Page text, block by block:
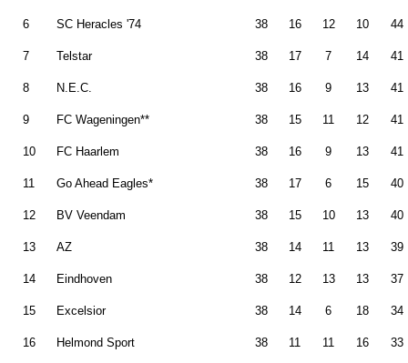
6
7
8
9
10
11
12
13
14
15
16
SC Heracles '74
Telstar
N.E.C.
FC Wageningen**
FC Haarlem
Go Ahead Eagles*
BV Veendam
AZ
Eindhoven
Excelsior
Helmond Sport
38
38
38
38
38
38
38
38
38
38
38
16
17
16
15
16
17
15
14
12
14
11
12
7
9
11
9
6
10
11
13
6
11
10
14
13
12
13
15
13
13
13
18
16
44
41
41
41
41
40
40
39
37
34
33